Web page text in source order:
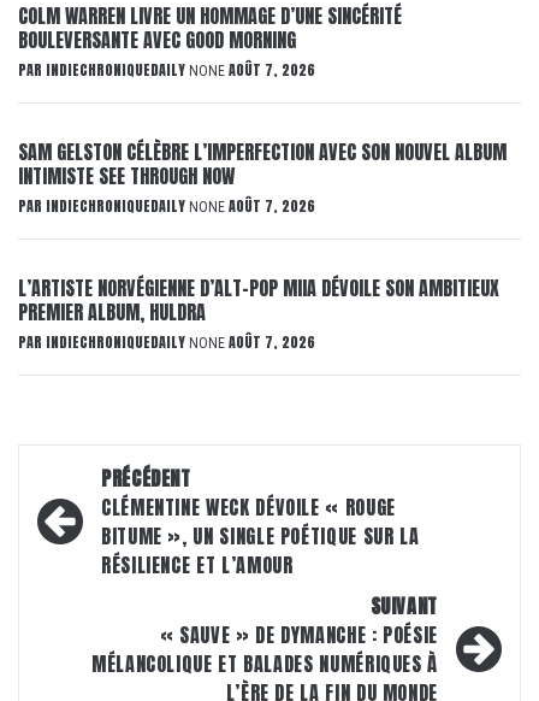
COLM WARREN LIVRE UN HOMMAGE D’UNE SINCÉRITÉ
BOULEVERSANTE AVEC GOOD MORNING
PAR INDIECHRONIQUEDAILY NONE AOÛT 7, 2026
SAM GELSTON CÉLÈBRE L’IMPERFECTION AVEC SON NOUVEL ALBUM
INTIMISTE SEE THROUGH NOW
PAR INDIECHRONIQUEDAILY NONE AOÛT 7, 2026
L’ARTISTE NORVÉGIENNE D’ALT-POP MIIA DÉVOILE SON AMBITIEUX
PREMIER ALBUM, HULDRA
PAR INDIECHRONIQUEDAILY NONE AOÛT 7, 2026
Navigation
d’article
PRÉCÉDENT
CLÉMENTINE WECK DÉVOILE « ROUGE
BITUME », UN SINGLE POÉTIQUE SUR LA
RÉSILIENCE ET L’AMOUR
SUIVANT
« SAUVE » DE DYMANCHE : POÉSIE
MÉLANCOLIQUE ET BALADES NUMÉRIQUES À
L’ÈRE DE LA FIN DU MONDE